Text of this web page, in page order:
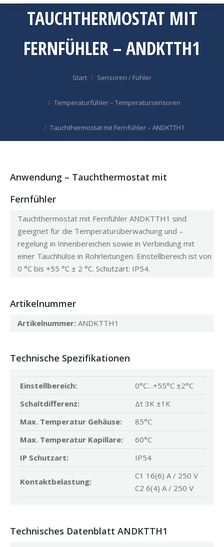
TAUCHTHERMOSTAT MIT
FERNFÜHLER – ANDKTTH1
Start Sensoren / Fühler
Temperaturfühler – Temperatursensoren
Tauchthermostat mit Fernfühler – ANDKTTH1
Anwendung – Tauchthermostat mit
Fernfühler
Tauchthermostat mit Fernfühler ANDKTTH1 sind
geeignet für die Temperaturüberwachung und –
regelung in Innenbereichen sowie in Verbindung mit
einer Tauchhülse in Rohrleitungen. Einstellbereich ist von
0 °C bis +55 °C ± 2 °C. Schutzart: IP54.
Artikelnummer
Artikelnummer: ANDKTTH1
Technische Spezifikationen
Einstellbereich:
0°C…+55°C ±2°C
Schaltdifferenz:
Δt 3K ±1K
Max. Temperatur Gehäuse:
85°C
Max. Temperatur Kapillare:
60°C
IP Schutzart:
IP54
Kontaktbelastung:
C1 16(6) A / 250 V
C2 6(4) A / 250 V
Technisches Datenblatt ANDKTTH1